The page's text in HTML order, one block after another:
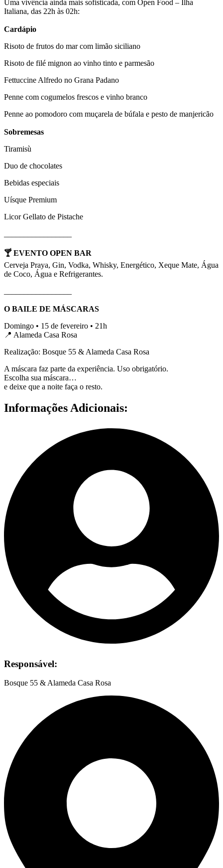
Uma vivência ainda mais sofisticada, com Open Food – Ilha
Italiana, das 22h às 02h:
Cardápio
Risoto de frutos do mar com limão siciliano
Risoto de filé mignon ao vinho tinto e parmesão
Fettuccine Alfredo no Grana Padano
Penne com cogumelos frescos e vinho branco
Penne ao pomodoro com muçarela de búfala e pesto de manjericão
Sobremesas
Tiramisù
Duo de chocolates
Bebidas especiais
Uísque Premium
Licor Gellato de Pistache
🍸 EVENTO OPEN BAR
Cerveja Praya, Gin, Vodka, Whisky, Energético, Xeque Mate, Água
de Coco, Água e Refrigerantes.
O BAILE DE MÁSCARAS
Domingo • 15 de fevereiro • 21h
📍 Alameda Casa Rosa
Realização: Bosque 55 & Alameda Casa Rosa
A máscara faz parte da experiência. Uso obrigatório.
Escolha sua máscara…
e deixe que a noite faça o resto.
Informações Adicionais:
Responsável:
Bosque 55 & Alameda Casa Rosa